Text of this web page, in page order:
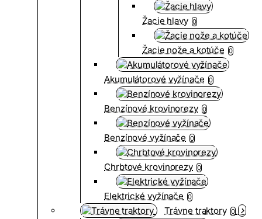
Žacie hlavy 0
Žacie nože a kotúče 0
Akumulátorové vyžínače 0
Benzínové krovinorezy 0
Benzínové vyžínače 0
Chrbtové krovinorezy 0
Elektrické vyžínače 0
Trávne traktory 0